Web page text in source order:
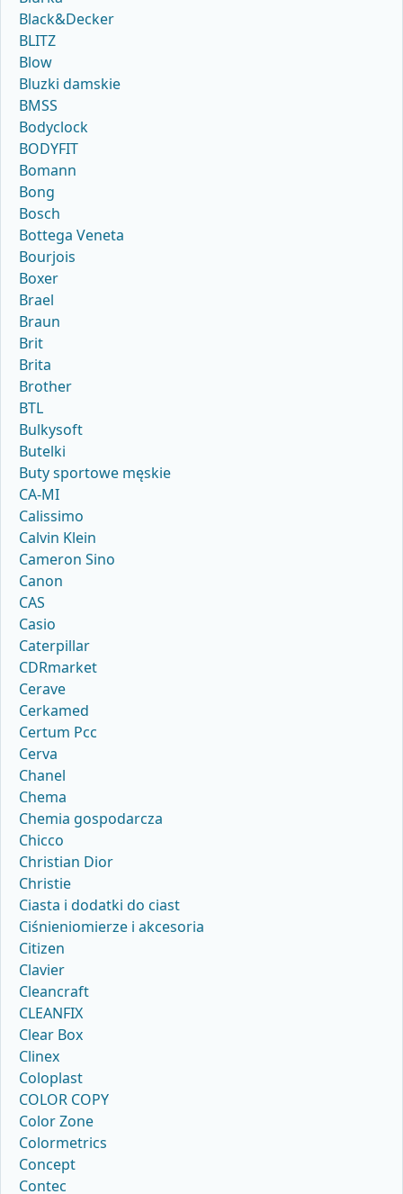
Black&Decker
BLITZ
Blow
Bluzki damskie
BMSS
Bodyclock
BODYFIT
Bomann
Bong
Bosch
Bottega Veneta
Bourjois
Boxer
Brael
Braun
Brit
Brita
Brother
BTL
Bulkysoft
Butelki
Buty sportowe męskie
CA-MI
Calissimo
Calvin Klein
Cameron Sino
Canon
CAS
Casio
Caterpillar
CDRmarket
Cerave
Cerkamed
Certum Pcc
Cerva
Chanel
Chema
Chemia gospodarcza
Chicco
Christian Dior
Christie
Ciasta i dodatki do ciast
Ciśnieniomierze i akcesoria
Citizen
Clavier
Cleancraft
CLEANFIX
Clear Box
Clinex
Coloplast
COLOR COPY
Color Zone
Colormetrics
Concept
Contec